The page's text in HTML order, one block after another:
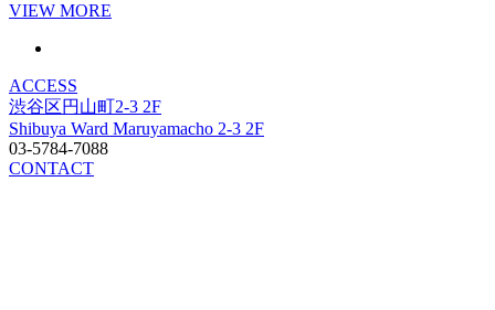
VIEW MORE
ACCESS
渋谷区円山町2-3 2F
Shibuya Ward Maruyamacho 2-3 2F
03-5784-7088
CONTACT